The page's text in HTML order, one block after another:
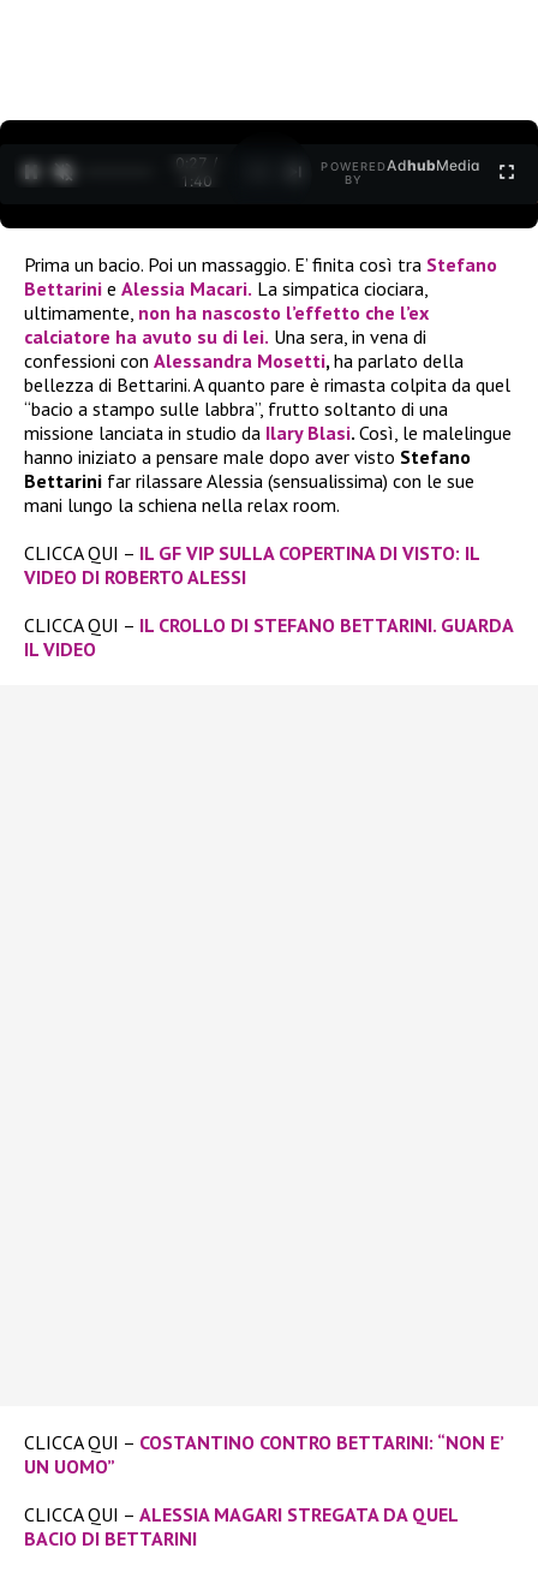
0:27 /
1:40
POWERED
BY
AdhubMedia
Prima un bacio. Poi un massaggio. E’ finita così tra Stefano
Bettarini e Alessia Macari. La simpatica ciociara,
ultimamente, non ha nascosto l’effetto che l’ex
calciatore ha avuto su di lei. Una sera, in vena di
confessioni con Alessandra Mosetti, ha parlato della
bellezza di Bettarini. A quanto pare è rimasta colpita da quel
“bacio a stampo sulle labbra”, frutto soltanto di una
missione lanciata in studio da Ilary Blasi. Così, le malelingue
hanno iniziato a pensare male dopo aver visto Stefano
Bettarini far rilassare Alessia (sensualissima) con le sue
mani lungo la schiena nella relax room.
CLICCA QUI – IL GF VIP SULLA COPERTINA DI VISTO: IL
VIDEO DI ROBERTO ALESSI
CLICCA QUI – IL CROLLO DI STEFANO BETTARINI. GUARDA
IL VIDEO
CLICCA QUI – COSTANTINO CONTRO BETTARINI: “NON E’
UN UOMO”
CLICCA QUI – ALESSIA MAGARI STREGATA DA QUEL
BACIO DI BETTARINI